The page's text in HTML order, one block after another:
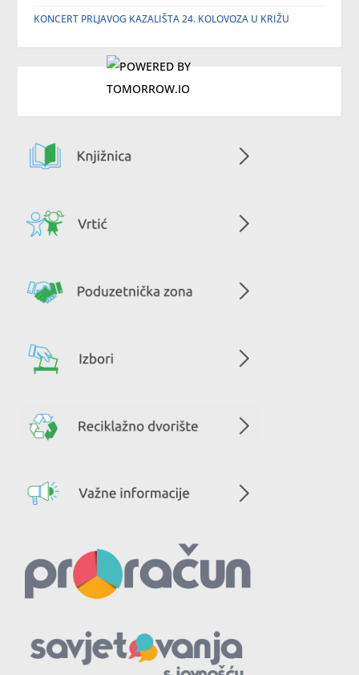
KONCERT PRLJAVOG KAZALIŠTA 24. KOLOVOZA U KRIŽU